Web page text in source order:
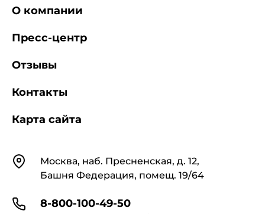
КонтактыМосква, наб. Пресненская, д. 12,
Башня Федерация, помещ. 19/64
8-800-100-49-50
О компании
Пресс-центр
Отзывы
Контакты
Карта сайта